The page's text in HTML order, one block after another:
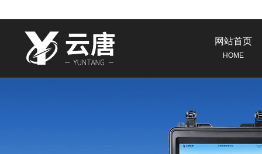
网站首页
HOME